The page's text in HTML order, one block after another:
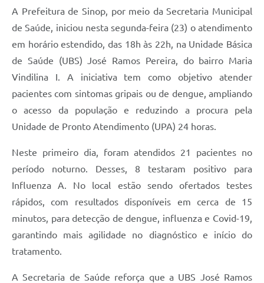
A Prefeitura de Sinop, por meio da Secretaria Municipal
de Saúde, iniciou nesta segunda-feira (23) o atendimento
em horário estendido, das 18h às 22h, na Unidade Básica
de Saúde (UBS) José Ramos Pereira, do bairro Maria
Vindilina I. A iniciativa tem como objetivo atender
pacientes com sintomas gripais ou de dengue, ampliando
o acesso da população e reduzindo a procura pela
Unidade de Pronto Atendimento (UPA) 24 horas.
Neste primeiro dia, foram atendidos 21 pacientes no
período noturno. Desses, 8 testaram positivo para
Influenza A. No local estão sendo ofertados testes
rápidos, com resultados disponíveis em cerca de 15
minutos, para detecção de dengue, influenza e Covid-19,
garantindo mais agilidade no diagnóstico e início do
tratamento.
A Secretaria de Saúde reforça que a UBS José Ramos